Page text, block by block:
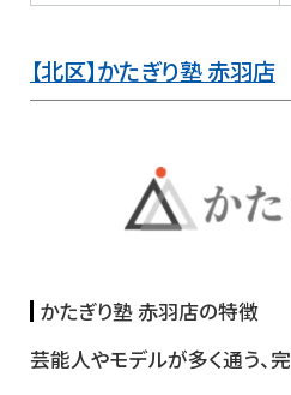
【北区】かたぎり塾 赤羽店
かたぎり塾 赤羽店の特徴
芸能人やモデルが多く通う、